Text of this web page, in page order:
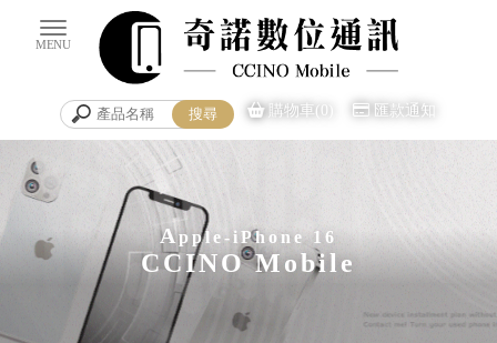
購物車(0) 匯款通知
Apple-iPhone 16